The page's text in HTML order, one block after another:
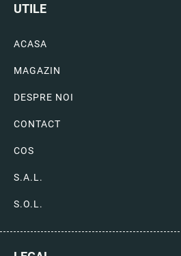
UTILE
ACASA
MAGAZIN
DESPRE NOI
CONTACT
COS
S.A.L.
S.O.L.